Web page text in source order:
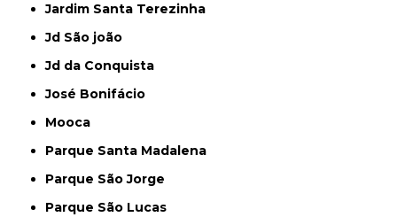
Jardim Santa Terezinha
Jd São joão
Jd da Conquista
José Bonifácio
Mooca
Parque Santa Madalena
Parque São Jorge
Parque São Lucas